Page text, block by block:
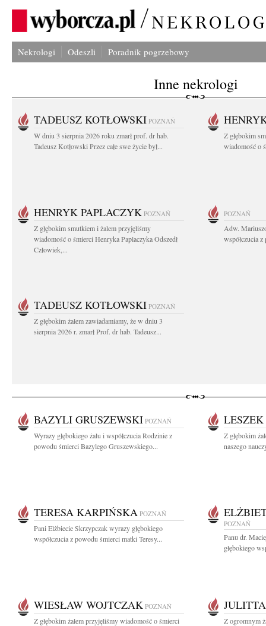
Nekrologi Odeszli Poradnik pogrzebowy
Inne nekrologi
TADEUSZ KOTŁOWSKI POZNAŃ
W dniu 3 sierpnia 2026 roku zmarł prof. dr hab.
Tadeusz Kotłowski Przez całe swe życie był...
Z głębokim
wiadomość o
HENRYK PAPLACZYK POZNAŃ
Z głębokim smutkiem i żalem przyjęliśmy
wiadomość o śmierci Henryka Paplaczyka Odszedł
Człowiek,...
POZNAŃ
Adw.
współczucia
TADEUSZ KOTŁOWSKI POZNAŃ
Z głębokim żalem zawiadamiamy, że w dniu 3
sierpnia 2026 r. zmarł Prof. dr hab. Tadeusz...
BAZYLI GRUSZEWSKI POZNAŃ
Wyrazy głębokiego żalu i współczucia Rodzinie z
powodu śmierci Bazylego Gruszewskiego...
Z głębokim
naszego
TERESA KARPIŃSKA POZNAŃ
Pani Elżbiecie Skrzypczak wyrazy głębokiego
współczucia z powodu śmierci matki Teresy...
POZNAŃ
Panu dr.
głębokiego
WIESŁAW WOJTCZAK POZNAŃ
Z głębokim żalem przyjęliśmy wiadomość o śmierci
Z ogromnym